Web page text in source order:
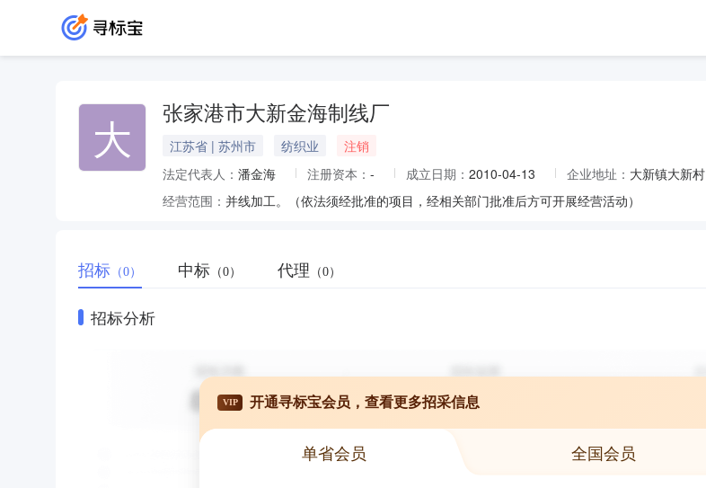
大 张家港市大新金海制线厂
江苏省 | 苏州市 纺织业
注销
法定代表人： 潘金海 注册资本： - 成立日期： 2010-04-13 企业地址： 大新镇大新村
经营范围： 并线加工。（依法须经批准的项目，经相关部门批准后方可开展经营活动）
招标 （0） 中标 （0） 代理 （0）
招标分析
VIP 开通寻标宝会员，查看更多招采信息
单省会员 全国会员